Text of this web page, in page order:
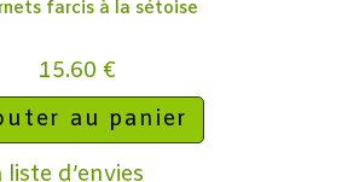
farcis à la sétoise
15.60 €
au panier
d’envies